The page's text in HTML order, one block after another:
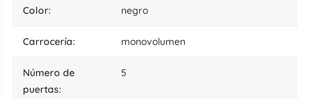
color: negro
carrocería: monovolumen
número de
puertas:
5